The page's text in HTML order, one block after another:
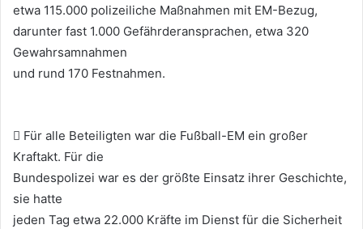
etwa 115.000 polizeiliche Maßnahmen mit EM-Bezug,
darunter fast 1.000 Gefährderansprachen, etwa 320
Gewahrsamnahmen
und rund 170 Festnahmen.
 Für alle Beteiligten war die Fußball-EM ein großer
Kraftakt. Für die
Bundespolizei war es der größte Einsatz ihrer Geschichte,
sie hatte
jeden Tag etwa 22.000 Kräfte im Dienst für die Sicherheit